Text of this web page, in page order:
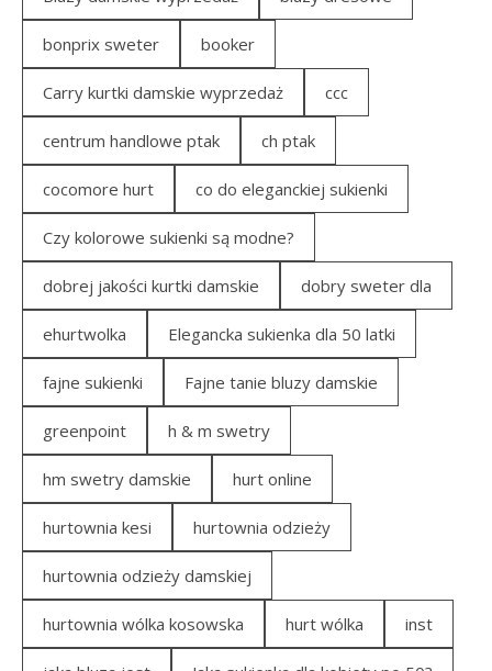
bonprix sweter booker
Carry kurtki damskie wyprzedaż ccc
centrum handlowe ptak ch ptak
cocomore hurt co do eleganckiej sukienki
Czy kolorowe sukienki są modne?
dobrej jakości kurtki damskie dobry sweter dla
ehurtwolka Elegancka sukienka dla 50 latki
fajne sukienki Fajne tanie bluzy damskie
greenpoint h & m swetry
hm swetry damskie hurt online
hurtownia kesi hurtownia odzieży
hurtownia odzieży damskiej
hurtownia wólka kosowska hurt wólka inst